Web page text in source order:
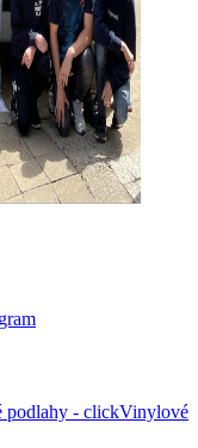
podlahy - clickVinylové